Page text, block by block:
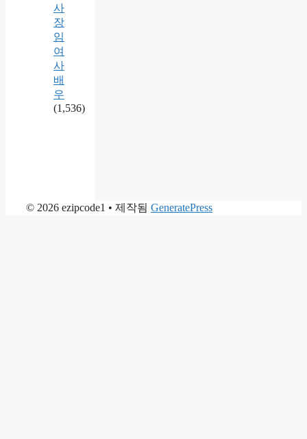
사
장
임
여
사
배
우
(1,536)
© 2026 ezipcode1 • 제작됨 GeneratePress